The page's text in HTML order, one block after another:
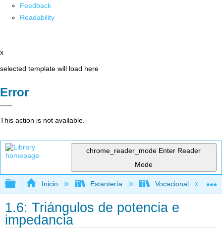
Feedback
Readability
x
selected template will load here
Error
This action is not available.
chrome_reader_mode Enter Reader
Mode
Expandir/contraer jerarquía global
Inicio Estantería Vocacional
1.6: Triángulos de potencia e
impedancia